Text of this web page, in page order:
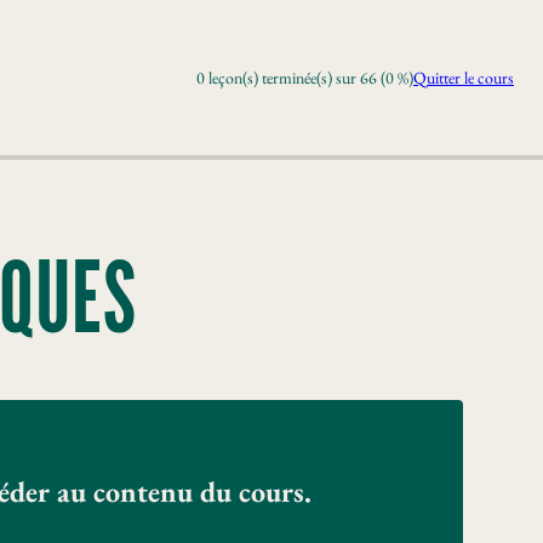
0 leçon(s) terminée(s) sur 66 (0 %)Quitter le cours
au contenu du cours.